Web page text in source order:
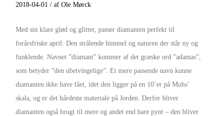
2018-04-01 / af Ole Mørck
Med sin klare glød og glitter, passer diamanten perfekt til
forårsfriske april: Den strålende himmel og naturen der står ny og
funklende. Navnet ”diamant” kommer af det græske ord ”adamas”,
som betyder ”den ubetvingelige”. Et mere passende navn kunne
diamanten ikke have fået, idet den ligger på en 10’er på Mohs’
skala, og er det hårdeste materiale på Jorden. Derfor bliver
diamanten også brugt til mere og andet end bare pynt – den bliver